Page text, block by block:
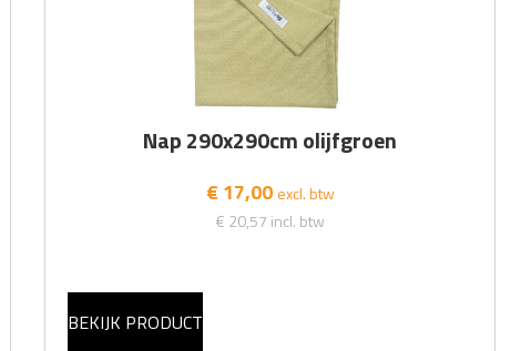
Nap 290x290cm olijfgroen
€ 17,00 excl. btw
€ 20,57 incl. btw
BEKIJK PRODUCT